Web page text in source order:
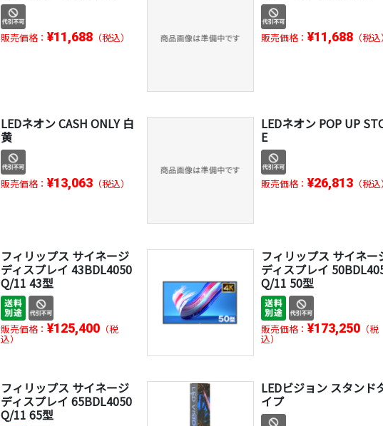
販売価格： ¥11,688 （税込） 販売価格：¥11,688 （税込）
LEDネオン CASH ONLY 白
黄
販売価格： ¥13,063 （税込）
LEDネオン POP UP
E
販売価格：¥26,813 （税込）
フィリップス サイネージ
ディスプレイ 43BDL4050
Q/11 43型
販売価格： ¥125,400 （税
込）
フィリップス サイネー
ディスプレイ
Q/11 50型
販売価格：¥173,250 （税
込）
フィリップス サイネージ
ディスプレイ 65BDL4050
Q/11 65型
LEDビジョン スタンド
イプ